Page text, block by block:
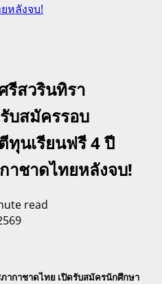
หลังจบ!
รีสวรินทิรา
บสมัครรอบ
นเรียนฟรี 4 ปี
าชาดไทยหลังจบ!
read
ากาชาดไทย เปิดรับสมัครนักศึกษา